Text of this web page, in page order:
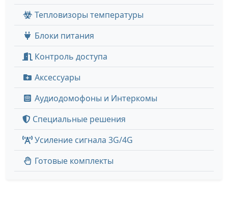
Тепловизоры температуры
Блоки питания
Контроль доступа
Аксессуары
Аудиодомофоны и Интеркомы
Специальные решения
Усиление сигнала 3G/4G
Готовые комплекты